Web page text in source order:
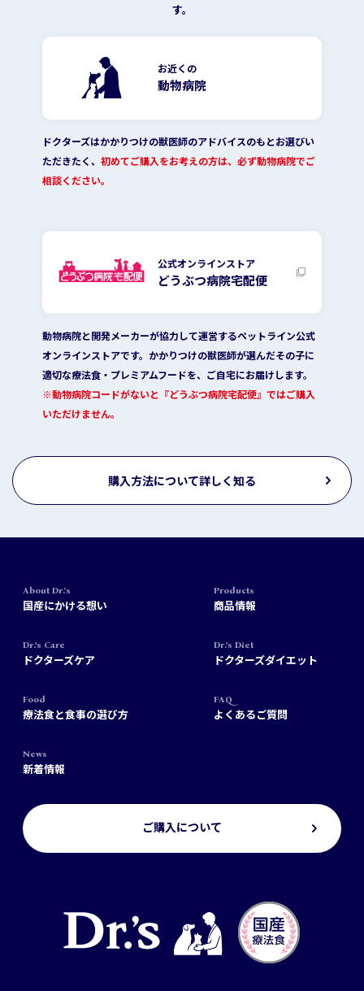
す。
お近くの
動物病院
ドクターズはかかりつけの獣医師のアドバイスのもとお選びい
ただきたく、初めてご購入をお考えの方は、必ず動物病院でご
相談ください。
公式オンラインストア
どうぶつ病院宅配便
動物病院と開発メーカーが協力して運営するペットライン公式
オンラインストアです。かかりつけの獣医師が選んだその子に
適切な療法食・プレミアムフードを、ご自宅にお届けします。
※動物病院コードがないと『どうぶつ病院宅配便』ではご購入
いただけません。
購入方法について詳しく知る
About Dr.'s
国産にかける想い
Products
商品情報
Dr.’s Care
ドクターズケア
Dr.’s Diet
ドクターズダイエット
Food
療法食と食事の選び方
FAQ
よくあるご質問
News
新着情報
ご購入について